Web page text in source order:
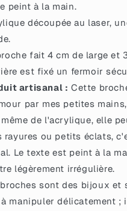
peint à la main.
découpée au laser,
fait 4 cm de large et
est fixé un fermoir
artisanal : Cette
par mes petites
de l'acrylique, elle
rayures ou petits éclats,
Le texte est peint à la
légèrement irrégulière.
sont des bijoux et
manipuler délicatement ;